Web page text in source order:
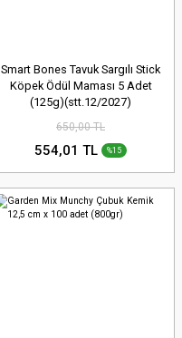
Smart Bones Tavuk Sargılı Stick
Köpek Ödül Maması 5 Adet
(125g)(stt.12/2027)
650,00 TL
554,01 TL %15